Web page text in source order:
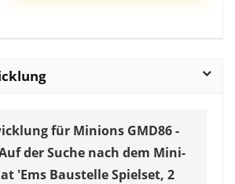
für Minions GMD86 -
der Suche nach dem Mini-
'Ems Baustelle Spielset, 2